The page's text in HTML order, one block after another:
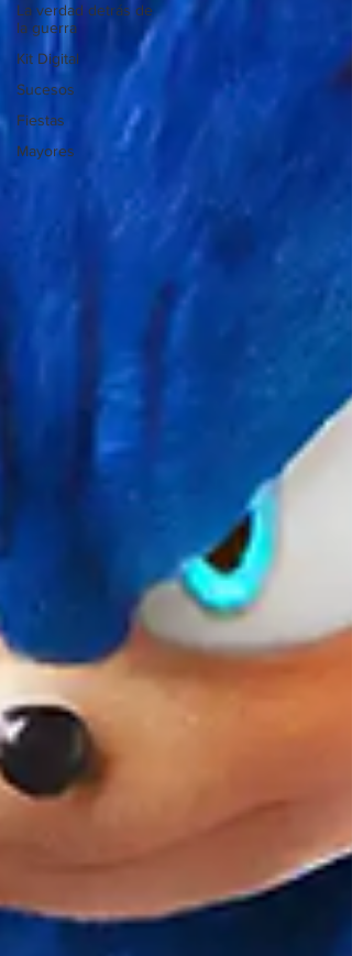
La verdad detrás de
la guerra
Kit Digital
Sucesos
Fiestas
Mayores